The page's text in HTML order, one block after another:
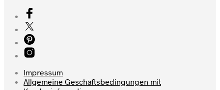
Impressum
Allgemeine Geschäftsbedingungen mit